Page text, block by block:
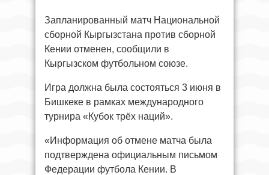
Запланированный матч Национальной
сборной Кыргызстана против сборной
Кении отменен, сообщили в
Кыргызском футбольном союзе.
Игра должна была состояться 3 июня в
Бишкеке в рамках международного
турнира «Кубок трёх наций».
«Информация об отмене матча была
подтверждена официальным письмом
Федерации футбола Кении. В